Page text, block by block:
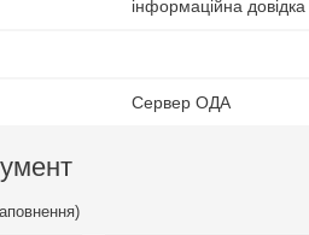
інформаційна довідка
Сервер ОДА